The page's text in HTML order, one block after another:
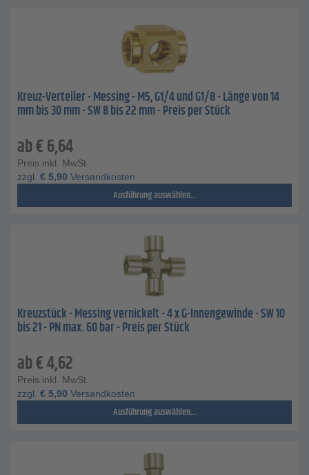
Kreuz-Verteiler - Messing - M5, G1/4 und G1/8 - Länge von 14
mm bis 30 mm - SW 8 bis 22 mm - Preis per Stück
ab€6,64
Preis inkl. MwSt.
zzgl. € 5,90 Versandkosten
Ausführung auswählen...
Kreuzstück - Messing vernickelt - 4 x G-Innengewinde - SW 10
bis 21 - PN max. 60 bar - Preis per Stück
ab€4,62
Preis inkl. MwSt.
zzgl. € 5,90 Versandkosten
Ausführung auswählen...